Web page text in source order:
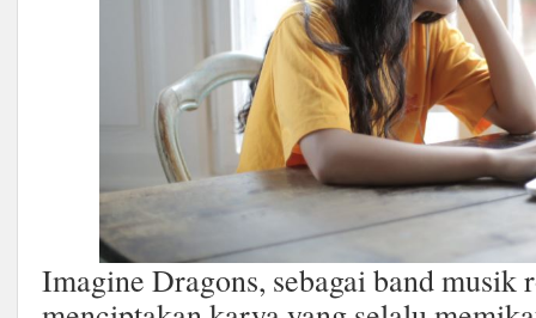
Imagine Dragons, sebagai band